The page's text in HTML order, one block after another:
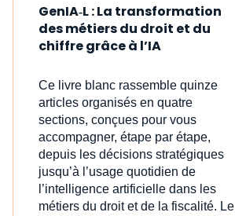
GenIA‑L : La transformation
des métiers du droit et du
chiffre grâce à l’IA
Ce livre blanc rassemble quinze
articles organisés en quatre
sections, conçues pour vous
accompagner, étape par étape,
depuis les décisions stratégiques
jusqu’à l’usage quotidien de
l’intelligence artificielle dans les
métiers du droit et de la fiscalité. Le